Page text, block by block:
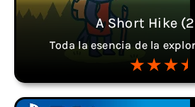
A Short Hike
Toda la esencia de la